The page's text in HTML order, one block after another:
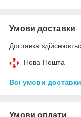
Умови доставки
Доставка
Нова Пошта
Всі умови доставки
Умови оплати